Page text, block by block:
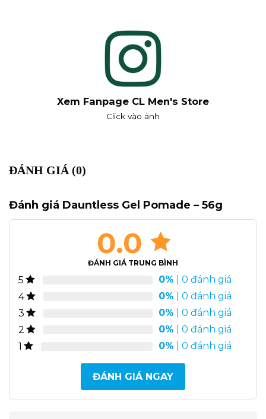
Xem Fanpage CL Men's Store
Click vào ảnh
ĐÁNH GIÁ (0)
Đánh giá Dauntless Gel Pomade – 56g
0.0
ĐÁNH GIÁ TRUNG BÌNH
5 0% | 0 đánh giá
4
0% | 0 đánh giá
3
0% | 0 đánh giá
2
0% | 0 đánh giá
1
0% | 0 đánh giá
ĐÁNH GIÁ NGAY